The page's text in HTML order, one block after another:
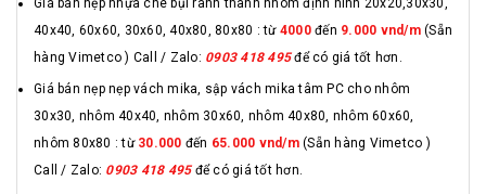
40x40, 60x60, 30x60, 40x80, 80x80 : từ 4000đến 9.000 vnd/m(Sẵn
hàng Vimetco ) Call / Zalo: 0903 418 495để có giá tốt hơn.
Giá bán nẹp nẹp vách mika, sập vách mika tâm PC cho nhôm
30x30, nhôm 40x40, nhôm 30x60, nhôm 40x80, nhôm 60x60,
nhôm 80x80 : từ 30.000 đến 65.000 vnd/m(Sẵn hàng Vimetco )
Call / Zalo: 0903 418 495để có giá tốt hơn.